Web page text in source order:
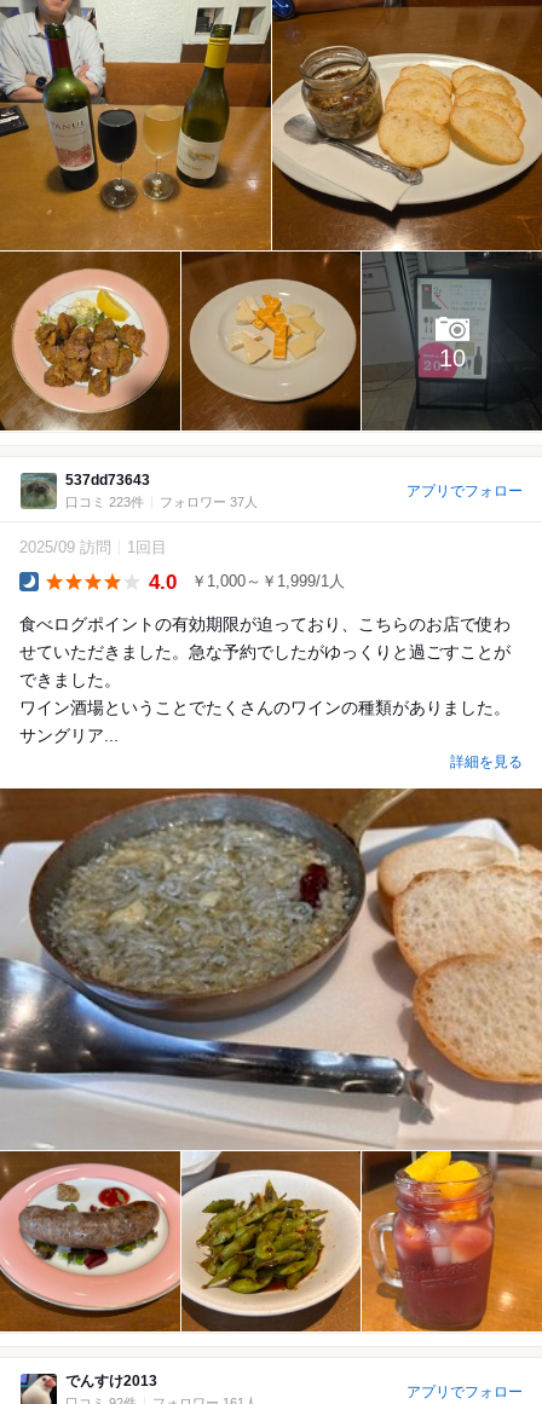
10
537dd73643
口コミ 223件 フォロワー 37人
アプリでフォロー
2025/09 訪問 1回目
4.0 ￥1,000～￥1,999/1人
食べログポイントの有効期限が迫っており、こちらのお店で使わ
せていただきました。急な予約でしたがゆっくりと過ごすことが
できました。
ワイン酒場ということでたくさんのワインの種類がありました。
サングリア...
詳細を見る
でんすけ2013
アプリでフォロー